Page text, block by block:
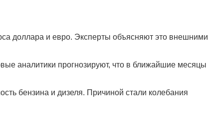
доллара и евро. Эксперты объясняют это внешними
аналитики прогнозируют, что в ближайшие месяцы
бензина и дизеля. Причиной стали колебания